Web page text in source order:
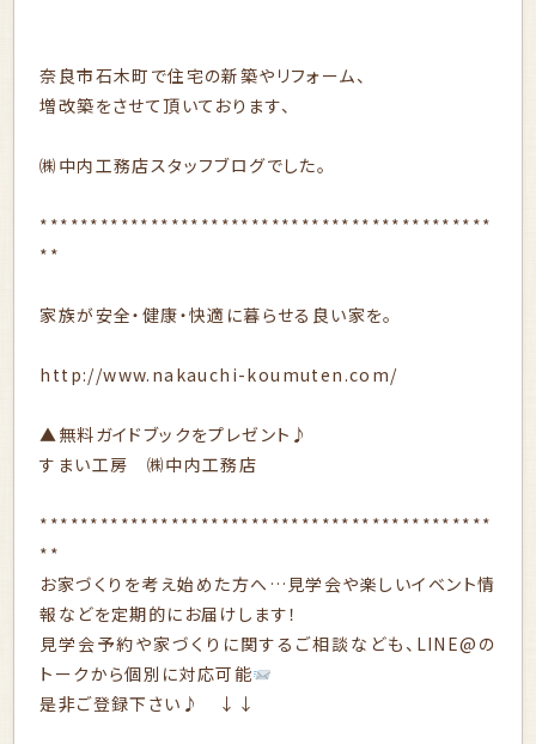
奈良市石木町で住宅の新築やリフォーム、
増改築をさせて頂いております、
㈱中内工務店スタッフブログでした。
*********************************************
**
家族が安全・健康・快適に暮らせる良い家を。
http://www.nakauchi-koumuten.com/
▲無料ガイドブックをプレゼント♪
すまい工房 ㈱中内工務店
*********************************************
**
お家づくりを考え始めた方へ…見学会や楽しいイベント情
報などを定期的にお届けします！
見学会予約や家づくりに関するご相談なども、LINE@の
トークから個別に対応可能
是非ご登録下さい♪ ↓↓